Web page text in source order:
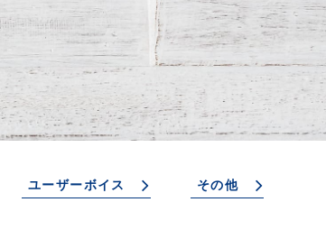
ユーザーボイス その他